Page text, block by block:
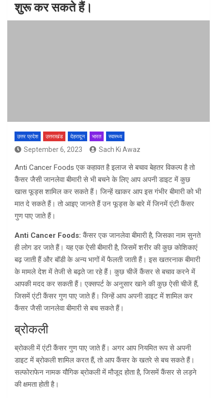
शुरू कर सकते हैं।
उत्तर प्रदेश उत्तराखंड देहरादून भारत स्वास्थ्य
September 6, 2023 Sach Ki Awaz
Anti Cancer Foods एक कहावत है इलाज से बचाव बेहतर विकल्प है तो
कैंसर जैसी जानलेवा बीमारी से भी बचने के लिए आप अपनी डाइट में कुछ
खास फूड्स शामिल कर सकते हैं। जिन्हें खाकर आप इस गंभीर बीमारी को भी
मात दे सकते हैं। तो आइए जानते हैं उन फूड्स के बारे में जिनमें एंटी कैंसर
गुण पाए जाते हैं।
Anti Cancer Foods:कैंसर एक जानलेवा बीमारी है, जिसका नाम सुनते
ही लोग डर जाते हैं। यह एक ऐसी बीमारी है, जिसमें शरीर की कुछ कोशिकाएं
बढ़ जाती हैं और बॉडी के अन्य भागों में फैलती जाती हैं। इस खतरनाक बीमारी
के मामले देश में तेजी से बढ़ते जा रहे हैं। कुछ चीजें कैंसर से बचाव करने में
आपकी मदद कर सकती हैं। एक्सपर्ट के अनुसार खाने की कुछ ऐसी चीजें हैं,
जिसमें एंटी कैंसर गुण पाए जाते हैं। जिन्हें आप अपनी डाइट में शामिल कर
कैंसर जैसी जानलेवा बीमारी से बच सकते हैं।
ब्रोकली
ब्रोकली में एंटी कैंसर गुण पाए जाते हैं। अगर आप नियमित रूप से अपनी
डाइट में ब्रोकली शामिल करत हैं, तो आप कैंसर के खतरे से बच सकते हैं।
सल्फोराफेन नामक यौगिक ब्रोकली में मौजूद होता है, जिसमें कैंसर से लड़ने
की क्षमता होती है।